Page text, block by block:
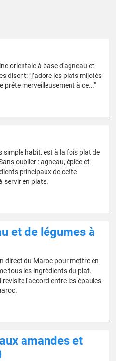
orientale à base d'agneau et
disent: "j’adore les plats mijotés
prête merveilleusement à ce..."
simple habit, est à la fois plat de
oublier : agneau, épice et
principaux de cette
servir en plats.
et de légumes à
direct du Maroc pour mettre en
tous les ingrédients du plat.
revisite l'accord entre les épaules
amandes et